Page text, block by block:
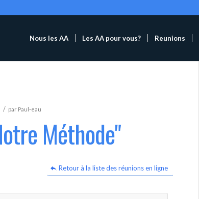
Nous les AA Les AA pour vous? Reunions
/ par Paul-eau
Méthode"
Retour à la liste des réunions en ligne